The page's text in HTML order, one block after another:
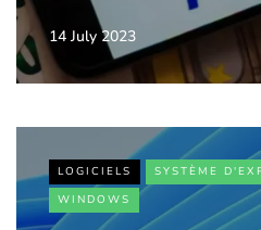
14 July 2023
LOGICIELS
SYSTÈME
WINDOWS